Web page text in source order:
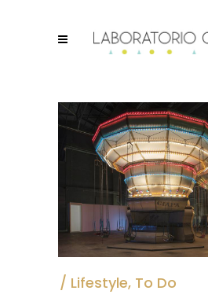
Lifestyle, To Do